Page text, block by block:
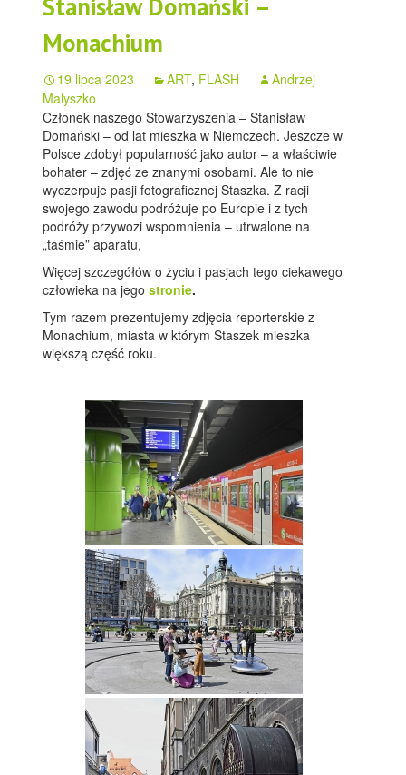
Stanisław Domański –
Monachium
19 lipca 2023 ART, FLASH
Andrzej
Malyszko
Członek naszego Stowarzyszenia – Stanisław
Domański – od lat mieszka w Niemczech. Jeszcze w
Polsce zdobył popularność jako autor – a właściwie
bohater – zdjęć ze znanymi osobami. Ale to nie
wyczerpuje pasji fotograficznej Staszka. Z racji
swojego zawodu podróżuje po Europie i z tych
podróży przywozi wspomnienia – utrwalone na
„taśmie” aparatu,
Więcej szczegółów o życiu i pasjach tego ciekawego
człowieka na jegostronie.
Tym razem prezentujemy zdjęcia reporterskie z
Monachium, miasta w którym Staszek mieszka
większą część roku.